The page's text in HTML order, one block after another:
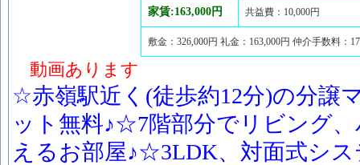
家賃:163,000円 共益費：10,000円
敷金：326,000円 礼金：163,000円 仲介手数料
動画あります
☆赤嶺駅近く(徒歩約12分)の分譲
ット無料♪☆7階部分でリビング
えるお部屋♪☆3LDK、対面式シ